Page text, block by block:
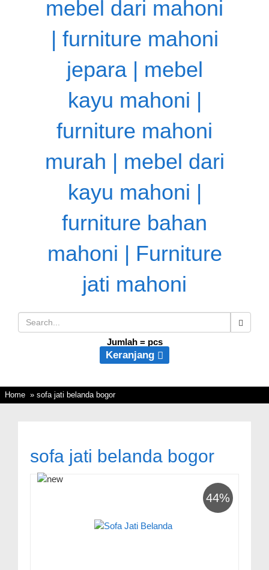
Jumlah = pcs
Keranjang
Home » sofa jati belanda bogor
sofa jati belanda bogor
44%